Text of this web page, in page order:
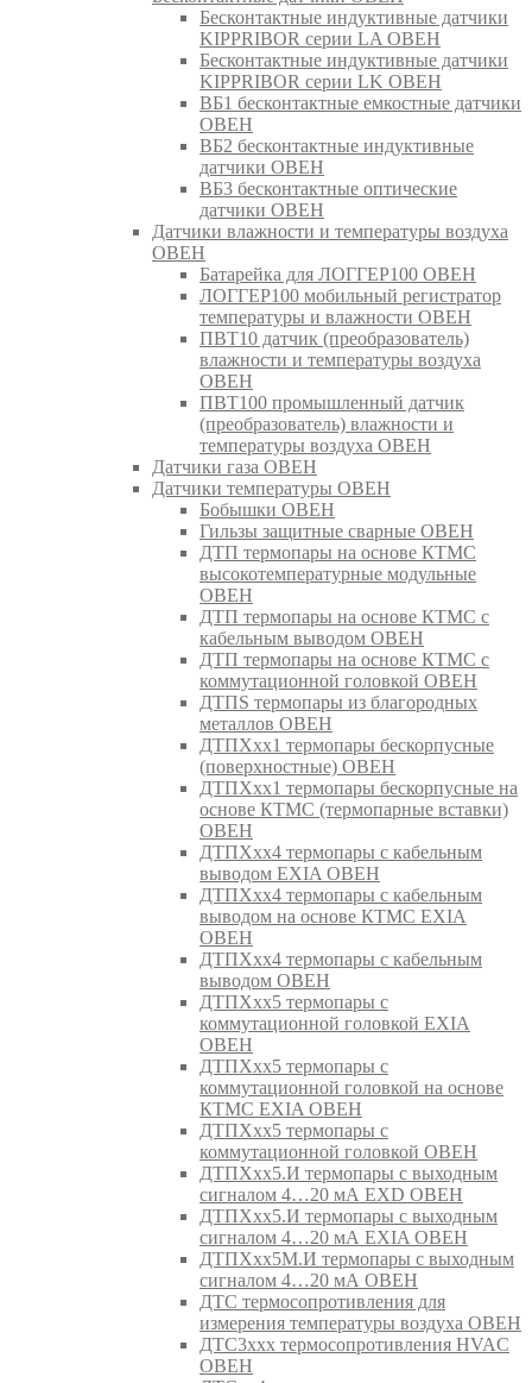
Бесконтактные индуктивные датчики
KIPPRIBOR серии LA ОВЕН
Бесконтактные индуктивные датчики
KIPPRIBOR серии LK ОВЕН
ВБ1 бесконтактные емкостные датчики
ОВЕН
ВБ2 бесконтактные индуктивные
датчики ОВЕН
ВБ3 бесконтактные оптические
датчики ОВЕН
Датчики влажности и температуры воздуха
ОВЕН
Батарейка для ЛОГГЕР100 ОВЕН
ЛОГГЕР100 мобильный регистратор
температуры и влажности ОВЕН
ПВТ10 датчик (преобразователь)
влажности и температуры воздуха
ОВЕН
ПВТ100 промышленный датчик
(преобразователь) влажности и
температуры воздуха ОВЕН
Датчики газа ОВЕН
Датчики температуры ОВЕН
Бобышки ОВЕН
Гильзы защитные сварные ОВЕН
ДТП термопары на основе КТМС
высокотемпературные модульные
ОВЕН
ДТП термопары на основе КТМС с
кабельным выводом ОВЕН
ДТП термопары на основе КТМС с
коммутационной головкой ОВЕН
ДТПS термопары из благородных
металлов ОВЕН
ДТПХхх1 термопары бескорпусные
(поверхностные) ОВЕН
ДТПХхх1 термопары бескорпусные на
основе КТМС (термопарные вставки)
ОВЕН
ДТПХхх4 термопары с кабельным
выводом EXIA ОВЕН
ДТПХхх4 термопары с кабельным
выводом на основе КТМС EXIA
ОВЕН
ДТПХхх4 термопары с кабельным
выводом ОВЕН
ДТПХхх5 термопары с
коммутационной головкой EXIA
ОВЕН
ДТПХхх5 термопары с
коммутационной головкой на основе
КТМС EXIA ОВЕН
ДТПХхх5 термопары с
коммутационной головкой ОВЕН
ДТПХхх5.И термопары с выходным
сигналом 4…20 мА EXD ОВЕН
ДТПХхх5.И термопары с выходным
сигналом 4…20 мА EXIA ОВЕН
ДТПХхх5М.И термопары с выходным
сигналом 4…20 мА ОВЕН
ДТС термосопротивления для
измерения температуры воздуха ОВЕН
ДТС3ххх термосопротивления HVAC
ОВЕН